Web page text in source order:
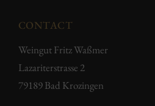
CONTACT
Weingut Fritz Waßmer
Lazariterstrasse 2
79189 Bad Krozingen